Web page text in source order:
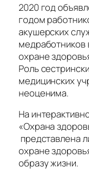
2020 год
годом
акушерских
медработников
охране
Роль
медицинских
неоценима.
На
«Охрана
представлена
охране
образу жизни.